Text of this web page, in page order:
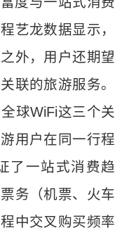
艺龙数据显示，
外，用户还期望
联的旅游服务。
球WiFi这三个关
用户在同一行程
了一站式消费趋
务（机票、火车
中交叉购买频率